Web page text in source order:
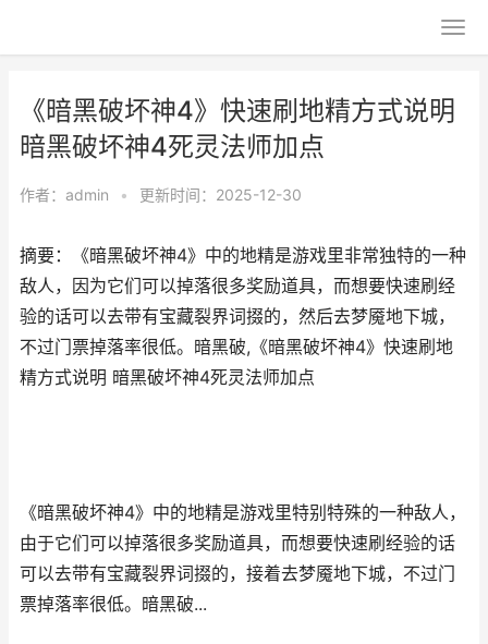
《暗黑破坏神4》快速刷地精方式说明
暗黑破坏神4死灵法师加点
作者： admin • 更新时间：2025-12-30
摘要：《暗黑破坏神4》中的地精是游戏里非常独特的一种
敌人，因为它们可以掉落很多奖励道具，而想要快速刷经
验的话可以去带有宝藏裂界词掇的，然后去梦魇地下城，
不过门票掉落率很低。暗黑破,《暗黑破坏神4》快速刷地
精方式说明 暗黑破坏神4死灵法师加点
《暗黑破坏神4》中的地精是游戏里特别特殊的一种敌人，
由于它们可以掉落很多奖励道具，而想要快速刷经验的话
可以去带有宝藏裂界词掇的，接着去梦魇地下城，不过门
票掉落率很低。暗黑破...